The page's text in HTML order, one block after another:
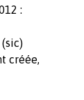
:
créée,